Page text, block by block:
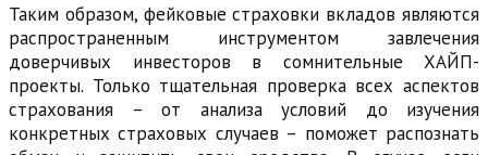
Таким образом, фейковые страховки вкладов являются
распространенным инструментом завлечения
доверчивых инвесторов в сомнительные ХАЙП-
проекты. Только тщательная проверка всех аспектов
страхования – от анализа условий до изучения
конкретных страховых случаев – поможет распознать